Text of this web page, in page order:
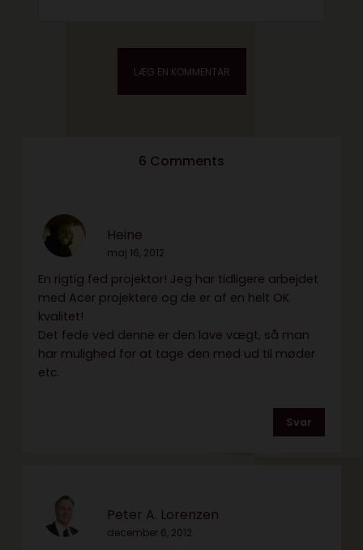
6 Comments
Heine
maj 16, 2012
En rigtig fed projektor! Jeg har tidligere arbejdet
med Acer projektere og de er af en helt OK
kvalitet!
Det fede ved denne er den lave vægt, så man
har mulighed for at tage den med ud til møder
etc.
Svar
Peter A. Lorenzen
december 6, 2012